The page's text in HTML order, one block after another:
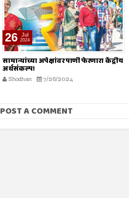
26 Jul
2024
पोटगी : जेव्हा मुसलमानांनाच शरियत मान्य
नाही तेव्हा दोष कोर्टाला कसा द्यावा?
Shodhan 7/26/2024
POST A COMMENT